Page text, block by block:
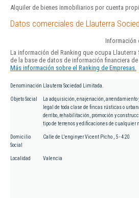
Alquiler de bienes inmobiliarios por cuenta
Datos comerciales de Llauterra
Información
La información del Ranking que ocupa
de la base de datos de información financiera de
Más información sobre el Ranking de Empresas.
Denominación Llauterra Sociedad Limitada.
Objeto Social
La adquisición, enajenación,
legal de toda clase de fincas rústicas o
derribo, rehabilitación, promoción y
tipo de terrenos y edificaciones de cualquier
Domicilio
Social
Calle de L'enginyer Vicent Picho , 5 - 4 20
Localidad Valencia